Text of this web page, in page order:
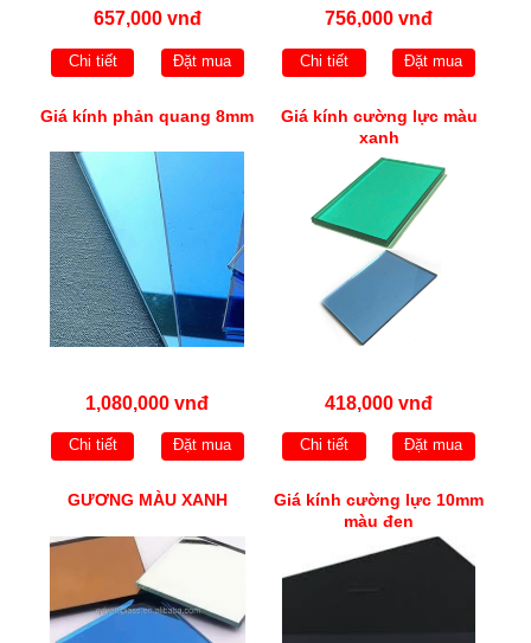
657,000 vnđ
Chi tiết Đặt mua
756,000 vnđ
Chi tiết Đặt mua
Giá kính phản quang 8mm
1,080,000 vnđ
Chi tiết Đặt mua
Giá kính cường lực màu
xanh
418,000 vnđ
Chi tiết Đặt mua
GƯƠNG MÀU XANH
Giá kính cường lực 10mm
màu đen